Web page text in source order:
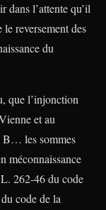
dans l’attente qu’il
reversement des
du
que l’injonction
et au
B… les sommes
méconnaissance
262-46 du code
code de la